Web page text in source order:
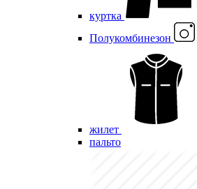
куртка
Полукомбинезон
жилет
пальто